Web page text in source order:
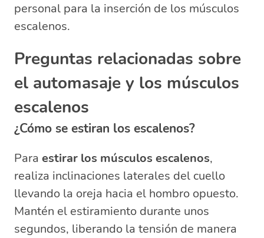
personal para la inserción de los músculos
escalenos.
Preguntas relacionadas sobre
el automasaje y los músculos
escalenos
¿Cómo se estiran los escalenos?
Para estirar los músculos escalenos,
realiza inclinaciones laterales del cuello
llevando la oreja hacia el hombro opuesto.
Mantén el estiramiento durante unos
segundos, liberando la tensión de manera